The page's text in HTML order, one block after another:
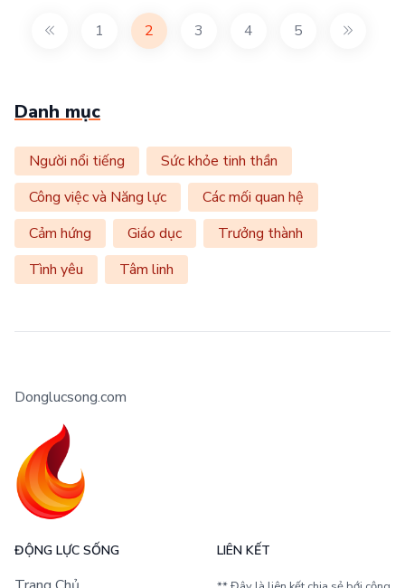
1 2 3 4 5
Danh mục
Người nổi tiếng
Sức khỏe tinh thần
Công việc và Năng lực
Các mối quan hệ
Cảm hứng
Giáo dục
Trưởng thành
Tình yêu
Tâm linh
Donglucsong.com
ĐỘNG LỰC SỐNG LIÊN KẾT